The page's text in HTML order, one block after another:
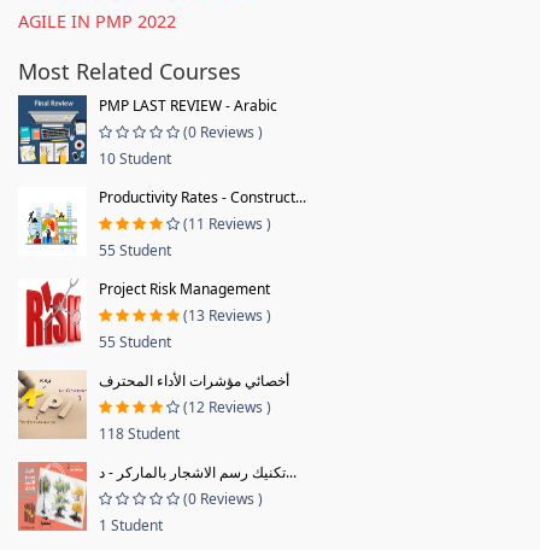
AGILE IN PMP 2022
Most Related Courses
PMP LAST REVIEW - Arabic
(0 Reviews )
10 Student
Productivity Rates - Construct...
(11 Reviews )
55 Student
Project Risk Management
(13 Reviews )
55 Student
أخصائي مؤشرات الأداء المحترف
(12 Reviews )
118 Student
تكنيك رسم الاشجار بالماركر - د...
(0 Reviews )
1 Student